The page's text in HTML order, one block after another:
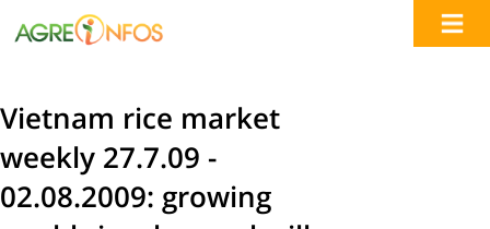
Vietnam rice market
weekly 27.7.09 -
02.08.2009: growing